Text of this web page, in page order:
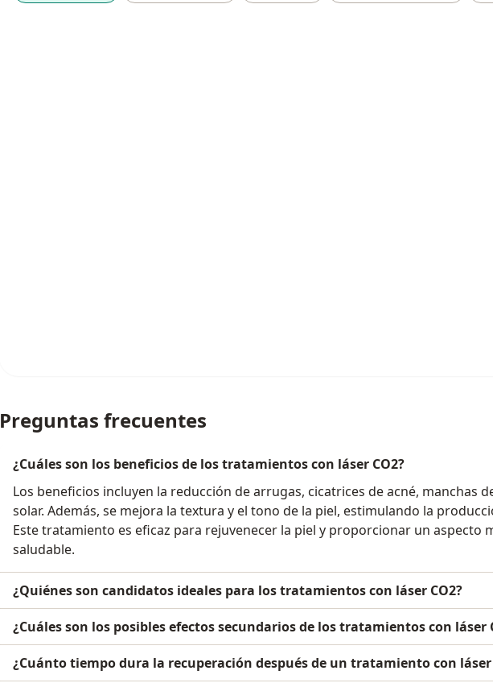
Preguntas frecuentes
¿Cuáles son los beneficios de los tratamientos con láser CO2?
Los beneficios incluyen la reducción de arrugas, cicatrices de acné, manchas
solar. Además, se mejora la textura y el tono de la piel, estimulando la
Este tratamiento es eficaz para rejuvenecer la piel y proporcionar un aspecto
saludable.
¿Quiénes son candidatos ideales para los tratamientos con láser CO2?
¿Cuáles son los posibles efectos secundarios de los tratamientos con láser
¿Cuánto tiempo dura la recuperación después de un tratamiento con láser